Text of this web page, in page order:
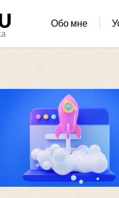
Обо мне